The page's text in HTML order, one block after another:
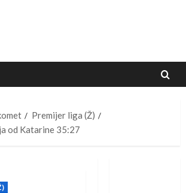
Premijer liga (Ž)
od Katarine 35:27